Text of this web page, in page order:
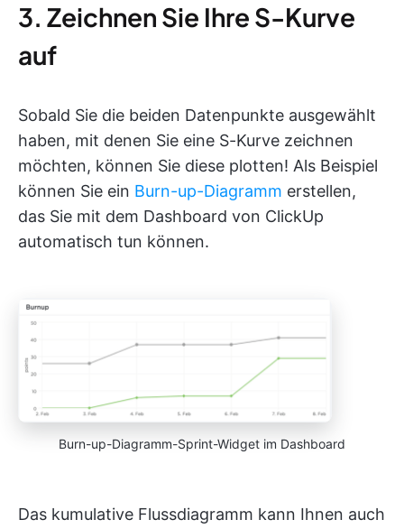
3. Zeichnen Sie Ihre S-Kurve
auf
Sobald Sie die beiden Datenpunkte ausgewählt
haben, mit denen Sie eine S-Kurve zeichnen
möchten, können Sie diese plotten! Als Beispiel
können Sie ein Burn-up-Diagramm erstellen,
das Sie mit dem Dashboard von ClickUp
automatisch tun können.
Burn-up-Diagramm-Sprint-Widget im Dashboard
Das kumulative Flussdiagramm kann Ihnen auch